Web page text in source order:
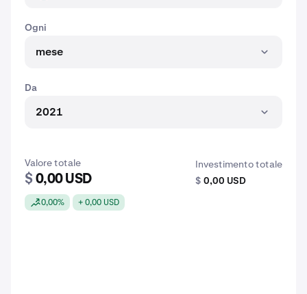
Ogni
mese
Da
2021
Valore totale
$ 0,00 USD
0,00% + 0,00 USD
Investimento totale
$ 0,00 USD